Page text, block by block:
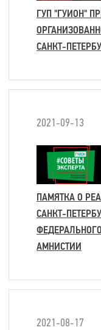
ГУП "ГУИОН"
САНКТ-
2021-09-13
ПАМЯТКА О
САНКТ-
АМНИСТИИ
2021-08-17